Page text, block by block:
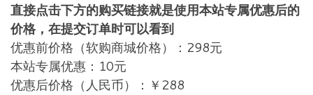
直接点击下方的购买链接就是使用本站专属优惠后的
价格，在提交订单时可以看到
优惠前价格（软购商城价格）：298元
本站专属优惠：10元
优惠后价格（人民币）：￥288